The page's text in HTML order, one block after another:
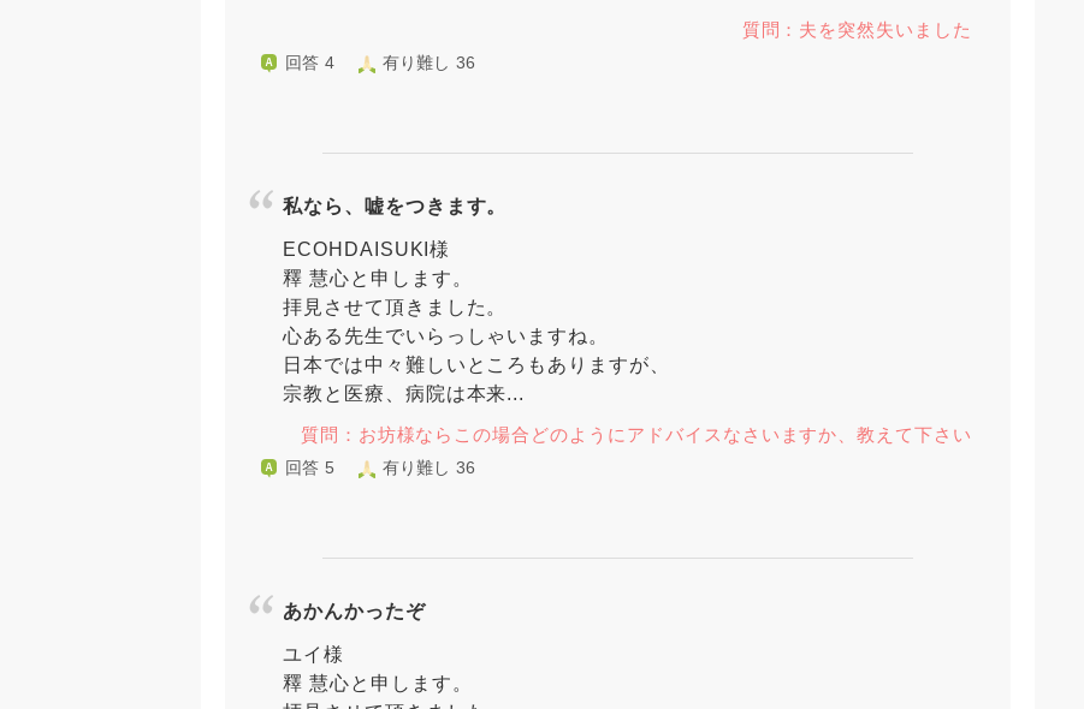
質問：夫を突然失いました
回答 4 有り難し 36
私なら、嘘をつきます。
ECOHDAISUKI様
釋 慧心と申します。
拝見させて頂きました。
心ある先生でいらっしゃいますね。
日本では中々難しいところもありますが、
宗教と医療、病院は本来...
質問：お坊様ならこの場合どのようにアドバイスなさいますか、教えて下さい
回答 5 有り難し 36
あかんかったぞ
ユイ様
釋 慧心と申します。